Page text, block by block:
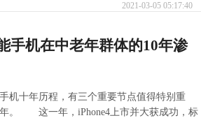
2021-03-05 05:17:40
手机在中老年群体的10年渗
机十年历程，有三个重要节点值得特别重
。 这一年，iPhone4上市并大获成功，标